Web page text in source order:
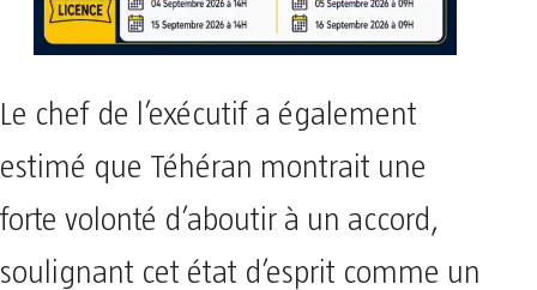
Le chef de l’exécutif a également
estimé que Téhéran montrait une
forte volonté d’aboutir à un accord,
soulignant cet état d’esprit comme un